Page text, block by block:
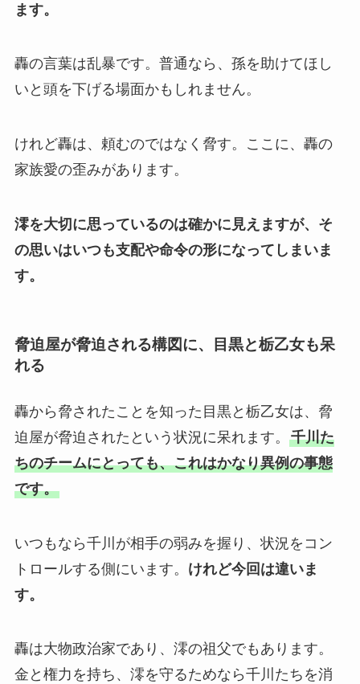
ます。
轟の言葉は乱暴です。普通なら、孫を助けてほし
いと頭を下げる場面かもしれません。
けれど轟は、頼むのではなく脅す。ここに、轟の
家族愛の歪みがあります。
澪を大切に思っているのは確かに見えますが、そ
の思いはいつも支配や命令の形になってしまいま
す。
脅迫屋が脅迫される構図に、目黒と栃乙女も呆
れる
轟から脅されたことを知った目黒と栃乙女は、脅
迫屋が脅迫されたという状況に呆れます。 千川た
ちのチームにとっても、これはかなり異例の事態
です。
いつもなら千川が相手の弱みを握り、状況をコン
トロールする側にいます。 けれど今回は違いま
す。
轟は大物政治家であり、澪の祖父でもあります。
金と権力を持ち、澪を守るためなら千川たちを消